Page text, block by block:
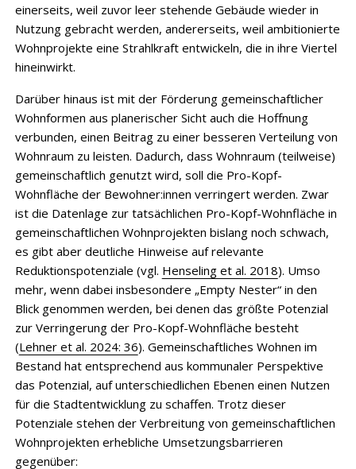
einerseits, weil zuvor leer stehende Gebäude wieder in
Nutzung gebracht werden, andererseits, weil ambitionierte
Wohnprojekte eine Strahlkraft entwickeln, die in ihre Viertel
hineinwirkt.
Darüber hinaus ist mit der Förderung gemeinschaftlicher
Wohnformen aus planerischer Sicht auch die Hoffnung
verbunden, einen Beitrag zu einer besseren Verteilung von
Wohnraum zu leisten. Dadurch, dass Wohnraum (teilweise)
gemeinschaftlich genutzt wird, soll die Pro-Kopf-
Wohnfläche der Bewohner:innen verringert werden. Zwar
ist die Datenlage zur tatsächlichen Pro-Kopf-Wohnfläche in
gemeinschaftlichen Wohnprojekten bislang noch schwach,
es gibt aber deutliche Hinweise auf relevante
Reduktionspotenziale (vgl. Henseling et al. 2018). Umso
mehr, wenn dabei insbesondere „Empty Nester“ in den
Blick genommen werden, bei denen das größte Potenzial
zur Verringerung der Pro-Kopf-Wohnfläche besteht
(Lehner et al. 2024: 36). Gemeinschaftliches Wohnen im
Bestand hat entsprechend aus kommunaler Perspektive
das Potenzial, auf unterschiedlichen Ebenen einen Nutzen
für die Stadtentwicklung zu schaffen. Trotz dieser
Potenziale stehen der Verbreitung von gemeinschaftlichen
Wohnprojekten erhebliche Umsetzungsbarrieren
gegenüber: